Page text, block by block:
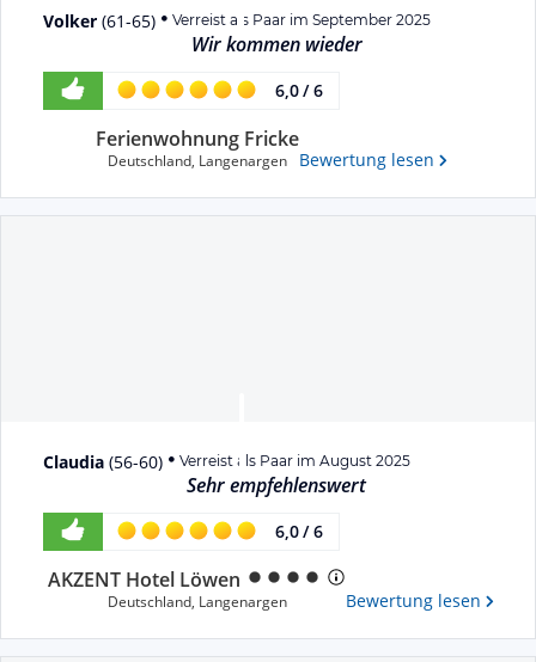
Volker (61-65) Verreist als Paar im September 2025
Wir kommen wieder
6,0/ 6
Ferienwohnung Fricke
Deutschland, Langenargen Bewertung lesen
Claudia (56-60) Verreist als Paar im August 2025
Sehr empfehlenswert
6,0/ 6
AKZENT Hotel Löwen
Deutschland, Langenargen Bewertung lesen